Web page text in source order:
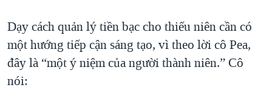
Dạy cách quản lý tiền bạc cho thiếu niên cần có
một hướng tiếp cận sáng tạo, vì theo lời cô Pea,
đây là “một ý niệm của người thành niên.” Cô
nói: